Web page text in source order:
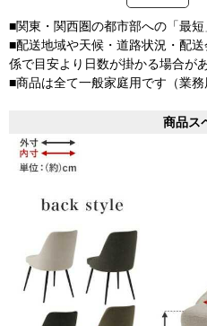
■関東・関西圏の都市部への「最
■配送地域や天候・道路状況・配
係で目安より日数が掛かる場合が
■商品は全て一般家庭用です（業務
商品ス